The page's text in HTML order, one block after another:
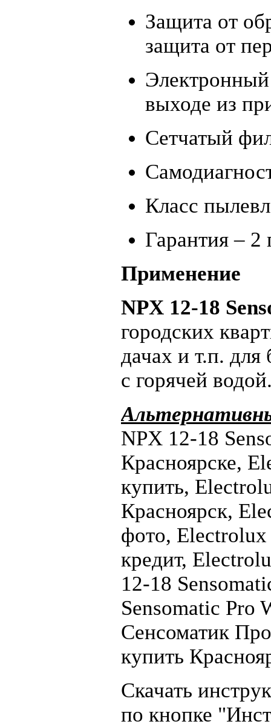
Защита от
защита от
выходе из
Сетчатый
Класс
Гарантия – 2
Применение
NPX 12-18
городских
дачах и т.п.
с горячей
NPX 12-18
Красноярске,
купить,
Красноярск,
фото, Electrolux
кредит,
12-18
Sensomatic
Сенсоматик
купить
Скачать
по кнопке